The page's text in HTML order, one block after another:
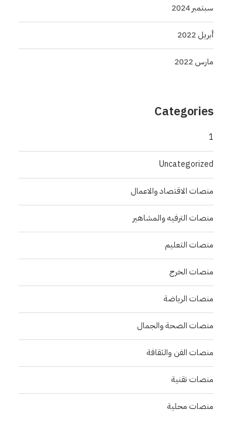
سبتمبر 2024
أبريل 2022
مارس 2022
Categories
1
Uncategorized
منصات الاقتصاد والاعمال
منصات الترفيه والمشاهير
منصات التعليم
منصات الخرج
منصات الرياضة
منصات الصحة والجمال
منصات الفن والثقافة
منصات تقنية
منصات محلية